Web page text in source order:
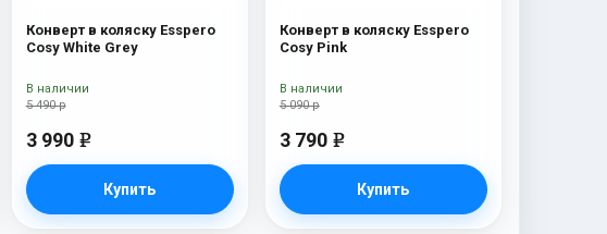
Конверт в коляску Esspero
Cosy White Grey
5 490 р
3 990 e
Купить
В наличии
Конверт в коляску Esspero
Cosy Pink
5 090 р
3 790 e
Купить
В наличии